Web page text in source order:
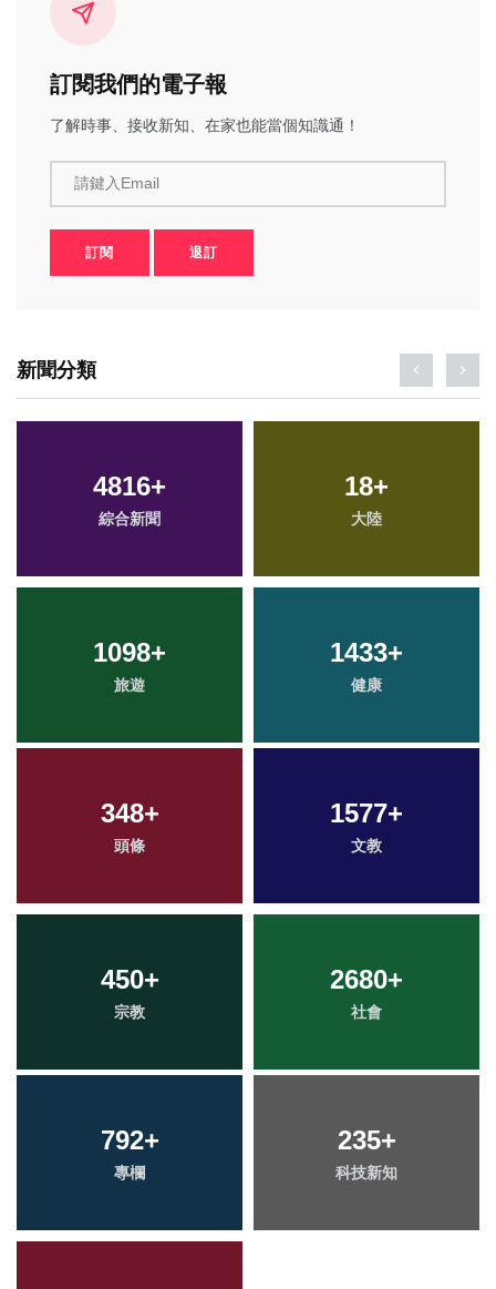
訂閱我們的電子報
了解時事、接收新知、在家也能當個知識通！
請鍵入Email
訂閱 退訂
新聞分類
4816+
綜合新聞
18+
大陸
1098+
旅遊
1433+
健康
348+
頭條
1577+
文教
450+
宗教
2680+
社會
792+
專欄
235+
科技新知